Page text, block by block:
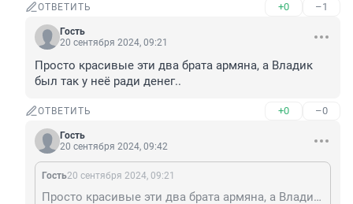
ОТВЕТИТЬ +0 –1
Гость
20 сентября 2024, 09:21
Просто красивые эти два брата армяна, а Владик
был так у неё ради денег..
ОТВЕТИТЬ +0 –0
Гость
20 сентября 2024, 09:42
Гость20 сентября 2024, 09:21
Просто красивые эти два брата армяна, а Владик был так у неё ради денег..